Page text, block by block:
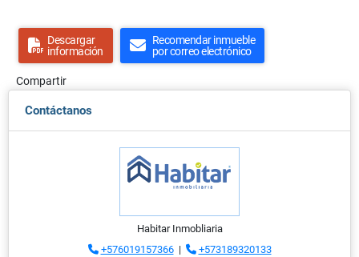
Descargar
información
Recomendar inmueble
por correo electrónico
Compartir
Contáctanos
Habitar Inmobliaria
+576019157366|
+573189320133